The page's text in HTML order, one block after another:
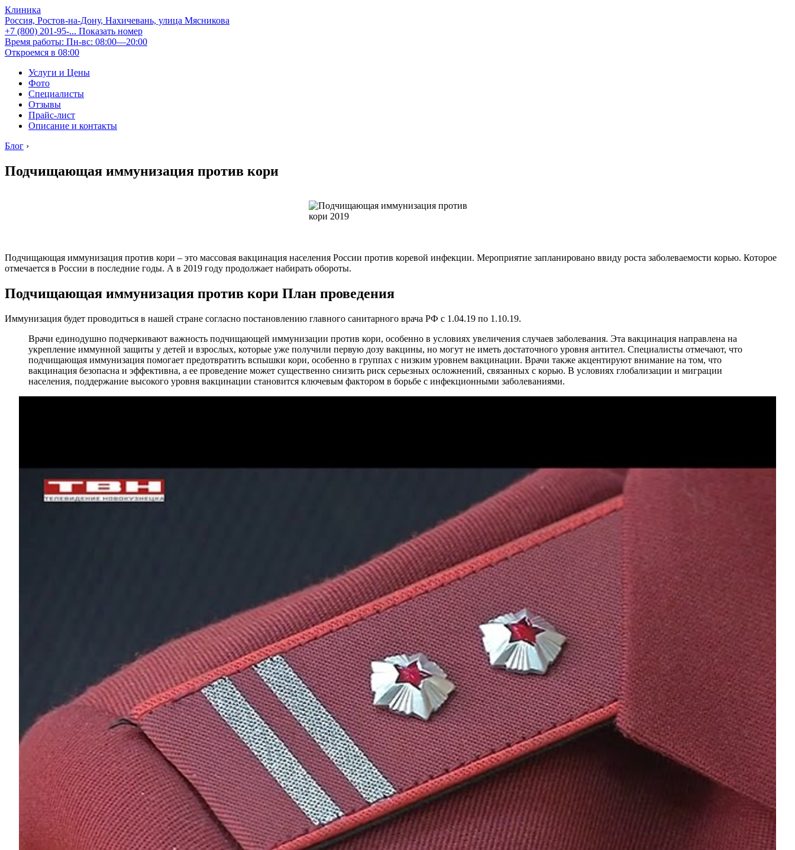
Клиника
Россия, Ростов-на-Дону, Нахичевань, улица Мясникова
+7 (800) 201-95-... Показать номер
Время работы: Пн-вс: 08:00—20:00
Откроемся в 08:00
Услуги и Цены
Фото
Специалисты
Отзывы
Прайс-лист
Описание и контакты
Блог ›
Подчищающая иммунизация против кори
Подчищающая иммунизация против кори – это массовая вакцинация населения России против коревой инфекции. Мероприятие запланировано ввиду роста заболеваемости корью. Которое
отмечается в России в последние годы. А в 2019 году продолжает набирать обороты.
Подчищающая иммунизация против кори План проведения
Иммунизация будет проводиться в нашей стране согласно постановлению главного санитарного врача РФ с 1.04.19 по 1.10.19.
Врачи единодушно подчеркивают важность подчищающей иммунизации против кори, особенно в условиях увеличения случаев заболевания. Эта вакцинация направлена на
укрепление иммунной защиты у детей и взрослых, которые уже получили первую дозу вакцины, но могут не иметь достаточного уровня антител. Специалисты отмечают, что
подчищающая иммунизация помогает предотвратить вспышки кори, особенно в группах с низким уровнем вакцинации. Врачи также акцентируют внимание на том, что
вакцинация безопасна и эффективна, а ее проведение может существенно снизить риск серьезных осложнений, связанных с корью. В условиях глобализации и миграции
населения, поддержание высокого уровня вакцинации становится ключевым фактором в борьбе с инфекционными заболеваниями.